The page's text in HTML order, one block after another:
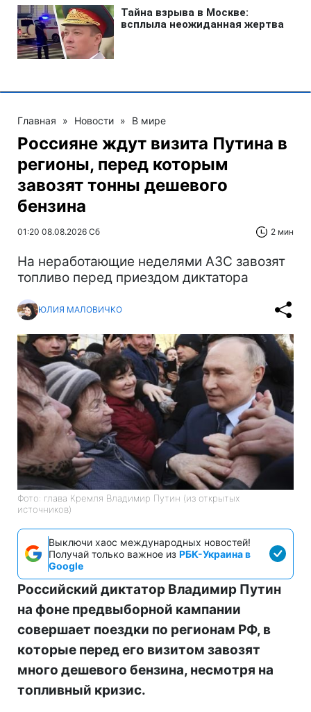
Главная » Новости » В мире
Россияне ждут визита Путина в
регионы, перед которым
завозят тонны дешевого
бензина
01:20 08.08.2026 Сб 2 мин
На неработающие неделями АЗС завозят
топливо перед приездом диктатора
ЮЛИЯ МАЛОВИЧКО
Фото: глава Кремля Владимир Путин (из открытых
источников)
Выключи хаос международных новостей!
Получай только важное из РБК-Украина в
Google
Российский диктатор Владимир Путин
на фоне предвыборной кампании
совершает поездки по регионам РФ, в
которые перед его визитом завозят
много дешевого бензина, несмотря на
топливный кризис.